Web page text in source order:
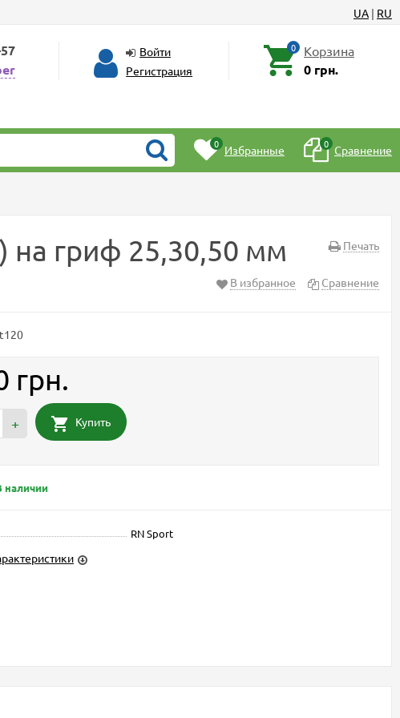
UA | RU
Войти
Регистрация
0 Корзина
0 грн.
0 Избранные 0 Сравнение
Печать
на гриф 25,30,50 мм
В избранное Сравнение
грн.
+ Купить
наличии
RN Sport